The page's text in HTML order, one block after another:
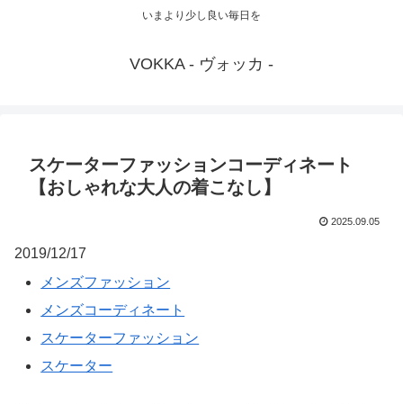
いまより少し良い毎日を
VOKKA - ヴォッカ -
スケーターファッションコーディネート
【おしゃれな大人の着こなし】
2025.09.05
2019/12/17
メンズファッション
メンズコーディネート
スケーターファッション
スケーター